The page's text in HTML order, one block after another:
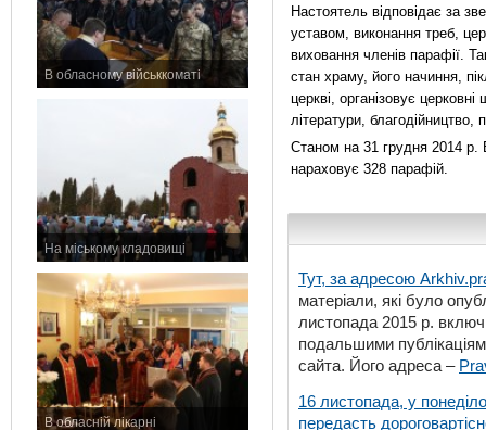
В обласному військкоматі
На міському кладовищі
В обласній лікарні
Настоятель відповідає за
уставом, виконання треб,
виховання членів парафії.
стан храму, його начиння,
церкві, організовує
літератури,
Станом на 31 грудня 2014 р.
нараховує 328 парафій.
Тут, за адресою
матеріали, які було
листопада 2015 р.
подальшими
сайта. Його адреса –
16 листопада, у
передасть